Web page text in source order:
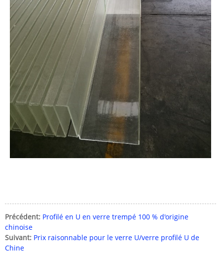
Précédent: Profilé en U en verre trempé 100 % d'origine
chinoise
Suivant: Prix ​​raisonnable pour le verre U/verre profilé U de
Chine